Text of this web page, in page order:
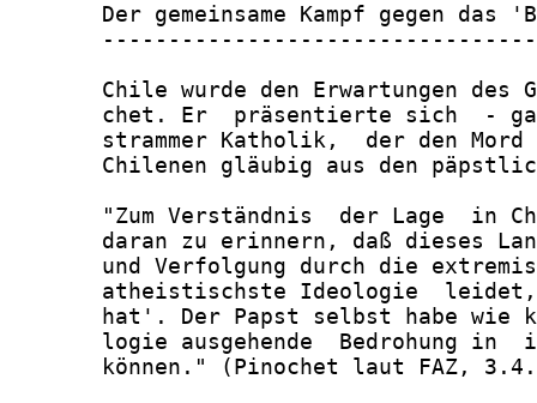
Der gemeinsame Kampf gegen das
Chile wurde den Erwartungen des
chet. Er  präsentierte sich  -
strammer Katholik,  der den
Chilenen gläubig aus den
"Zum Verständnis  der Lage  in
daran zu erinnern, daß dieses
und Verfolgung durch die
atheistischste Ideologie
hat'. Der Papst selbst habe wie
logie ausgehende  Bedrohung in
können." (Pinochet laut FAZ,